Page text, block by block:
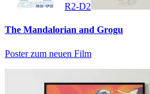
R2-D2
The Mandalorian and Grogu
Poster zum neuen Film